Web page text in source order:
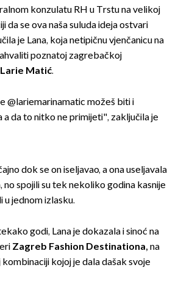
konzulatu RH u Trstu na velikoj
da se ova naša suluda ideja ostvari
je Lana, koja netipičnu vjenčanicu na
poznatoj zagrebačkoj
Matić.
@lariemarinamatic možeš biti i
a da to nitko ne primijeti", zaključila je
dok se on iseljavao, a ona useljavala
no spojili su tek nekoliko godina kasnije
u jednom izlasku.
godi, Lana je dokazala i sinoć na
Zagreb Fashion Destinationa, na
kojoj je dala dašak svoje